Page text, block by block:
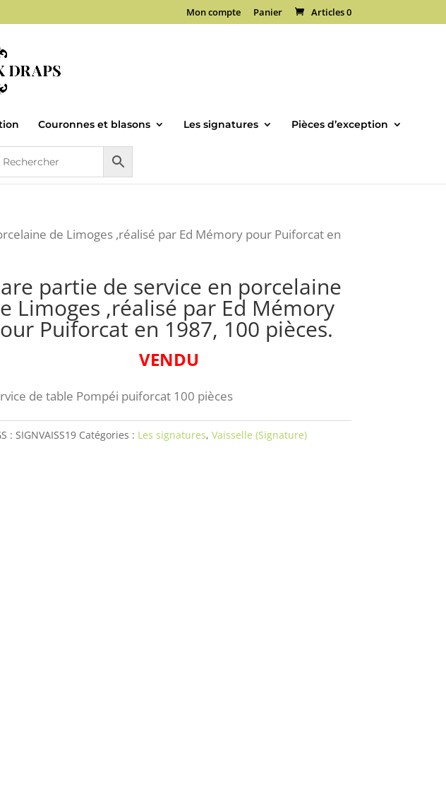
Mon compte Panier Articles 0
Couronnes et blasons Les signatures Pièces d’exception
de Limoges ,réalisé par Ed Mémory pour Puiforcat en
partie de service en porcelaine
Limoges ,réalisé par Ed Mémory
Puiforcat en 1987, 100 pièces.
VENDU
de table Pompéi puiforcat 100 pièces
: SIGNVAISS19 Catégories : Les signatures, Vaisselle (Signature)